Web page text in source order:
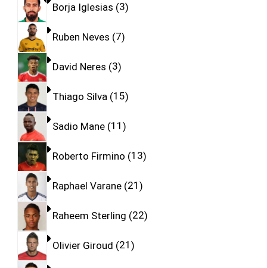
Borja Iglesias 3
Ruben Neves 7
David Neres 3
Thiago Silva 15
Sadio Mane 11
Roberto Firmino 13
Raphael Varane 21
Raheem Sterling 22
Olivier Giroud 21